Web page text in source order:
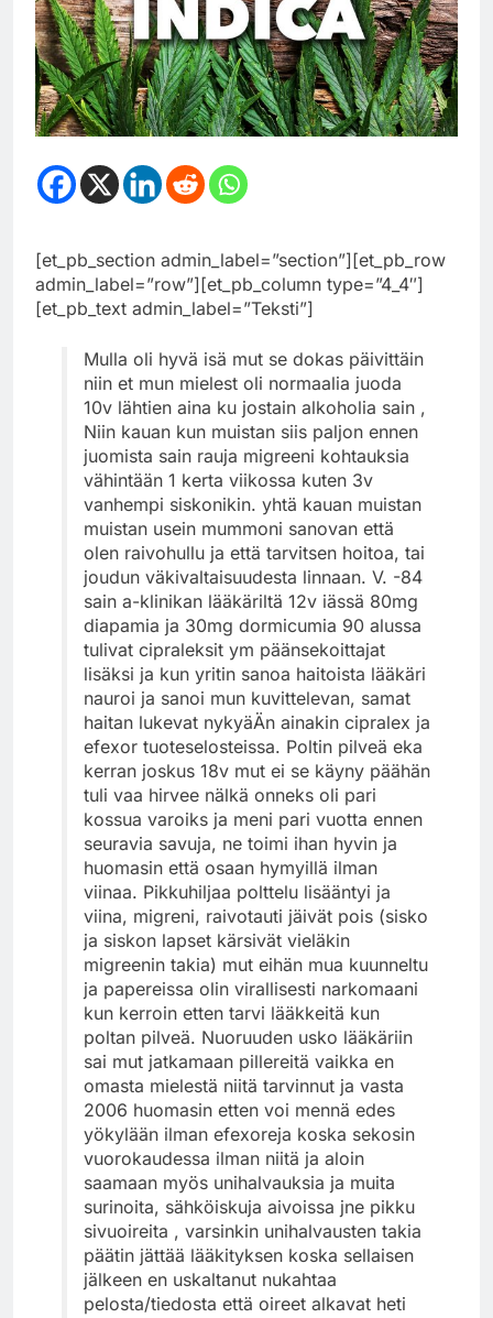
[et_pb_section admin_label=”section”][et_pb_row
admin_label=”row”][et_pb_column type=”4_4″]
[et_pb_text admin_label=”Teksti”]
Mulla oli hyvä isä mut se dokas päivittäin
niin et mun mielest oli normaalia juoda
10v lähtien aina ku jostain alkoholia sain ,
Niin kauan kun muistan siis paljon ennen
juomista sain rauja migreeni kohtauksia
vähintään 1 kerta viikossa kuten 3v
vanhempi siskonikin. yhtä kauan muistan
muistan usein mummoni sanovan että
olen raivohullu ja että tarvitsen hoitoa, tai
joudun väkivaltaisuudesta linnaan. V. -84
sain a-klinikan lääkäriltä 12v iässä 80mg
diapamia ja 30mg dormicumia 90 alussa
tulivat cipraleksit ym päänsekoittajat
lisäksi ja kun yritin sanoa haitoista lääkäri
nauroi ja sanoi mun kuvittelevan, samat
haitan lukevat nykyäÄn ainakin cipralex ja
efexor tuoteselosteissa. Poltin pilveä eka
kerran joskus 18v mut ei se käyny päähän
tuli vaa hirvee nälkä onneks oli pari
kossua varoiks ja meni pari vuotta ennen
seuravia savuja, ne toimi ihan hyvin ja
huomasin että osaan hymyillä ilman
viinaa. Pikkuhiljaa polttelu lisääntyi ja
viina, migreni, raivotauti jäivät pois (sisko
ja siskon lapset kärsivät vieläkin
migreenin takia) mut eihän mua kuunneltu
ja papereissa olin virallisesti narkomaani
kun kerroin etten tarvi lääkkeitä kun
poltan pilveä. Nuoruuden usko lääkäriin
sai mut jatkamaan pillereitä vaikka en
omasta mielestä niitä tarvinnut ja vasta
2006 huomasin etten voi mennä edes
yökylään ilman efexoreja koska sekosin
vuorokaudessa ilman niitä ja aloin
saamaan myös unihalvauksia ja muita
surinoita, sähköiskuja aivoissa jne pikku
sivuoireita , varsinkin unihalvausten takia
päätin jättää lääkityksen koska sellaisen
jälkeen en uskaltanut nukahtaa
pelosta/tiedosta että oireet alkavat heti